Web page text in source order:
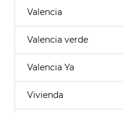
Valencia
Valencia verde
Valencia Ya
Vivienda